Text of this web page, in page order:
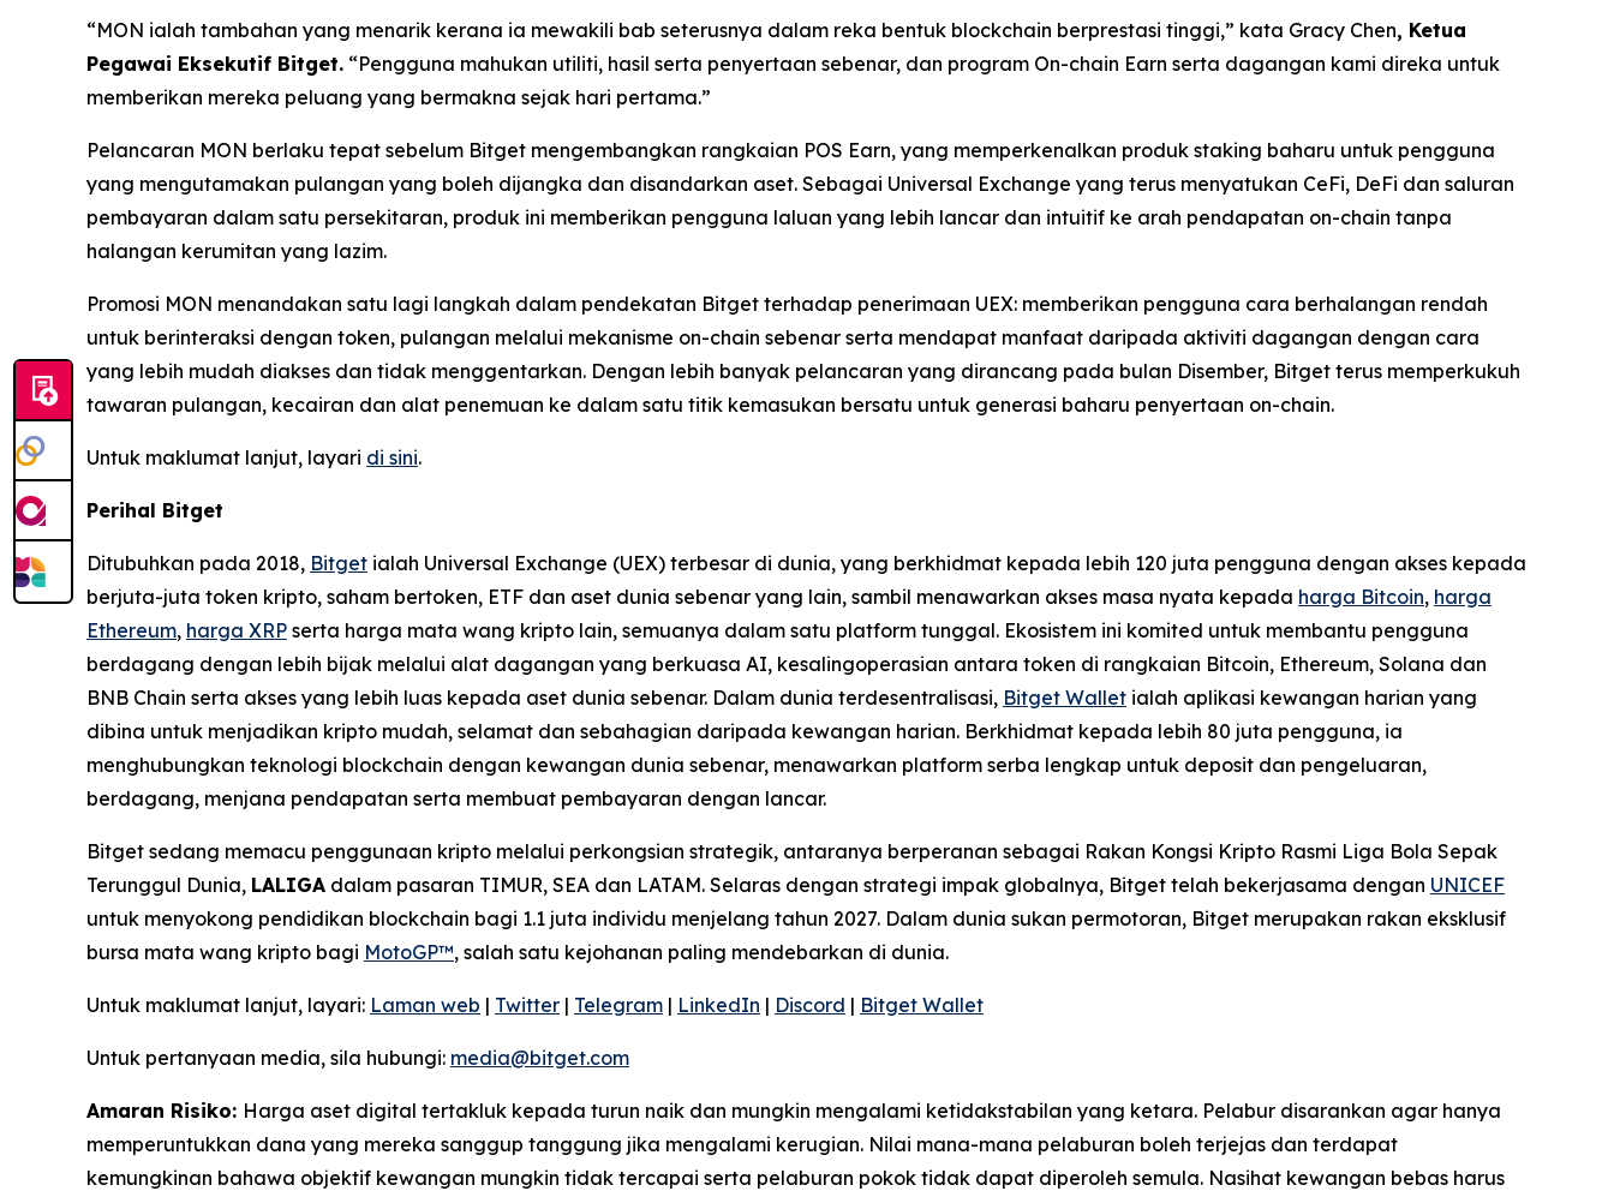
“MON ialah tambahan yang menarik kerana ia mewakili bab seterusnya dalam reka bentuk blockchain berprestasi tinggi,” kata Gracy Chen, Ketua
Pegawai Eksekutif Bitget. “Pengguna mahukan utiliti, hasil serta penyertaan sebenar, dan program On-chain Earn serta dagangan kami direka untuk
memberikan mereka peluang yang bermakna sejak hari pertama.”
Pelancaran MON berlaku tepat sebelum Bitget mengembangkan rangkaian POS Earn, yang memperkenalkan produk staking baharu untuk pengguna
yang mengutamakan pulangan yang boleh dijangka dan disandarkan aset. Sebagai Universal Exchange yang terus menyatukan CeFi, DeFi dan saluran
pembayaran dalam satu persekitaran, produk ini memberikan pengguna laluan yang lebih lancar dan intuitif ke arah pendapatan on-chain tanpa
halangan kerumitan yang lazim.
Promosi MON menandakan satu lagi langkah dalam pendekatan Bitget terhadap penerimaan UEX: memberikan pengguna cara berhalangan rendah
untuk berinteraksi dengan token, pulangan melalui mekanisme on-chain sebenar serta mendapat manfaat daripada aktiviti dagangan dengan cara
yang lebih mudah diakses dan tidak menggentarkan. Dengan lebih banyak pelancaran yang dirancang pada bulan Disember, Bitget terus memperkukuh
tawaran pulangan, kecairan dan alat penemuan ke dalam satu titik kemasukan bersatu untuk generasi baharu penyertaan on-chain.
Untuk maklumat lanjut, layari di sini.
Perihal Bitget
Ditubuhkan pada 2018, Bitget ialah Universal Exchange (UEX) terbesar di dunia, yang berkhidmat kepada lebih 120 juta pengguna dengan akses kepada
berjuta-juta token kripto, saham bertoken, ETF dan aset dunia sebenar yang lain, sambil menawarkan akses masa nyata kepada harga Bitcoin, harga
Ethereum, harga XRP serta harga mata wang kripto lain, semuanya dalam satu platform tunggal. Ekosistem ini komited untuk membantu pengguna
berdagang dengan lebih bijak melalui alat dagangan yang berkuasa AI, kesalingoperasian antara token di rangkaian Bitcoin, Ethereum, Solana dan
BNB Chain serta akses yang lebih luas kepada aset dunia sebenar. Dalam dunia terdesentralisasi, Bitget Wallet ialah aplikasi kewangan harian yang
dibina untuk menjadikan kripto mudah, selamat dan sebahagian daripada kewangan harian. Berkhidmat kepada lebih 80 juta pengguna, ia
menghubungkan teknologi blockchain dengan kewangan dunia sebenar, menawarkan platform serba lengkap untuk deposit dan pengeluaran,
berdagang, menjana pendapatan serta membuat pembayaran dengan lancar.
Bitget sedang memacu penggunaan kripto melalui perkongsian strategik, antaranya berperanan sebagai Rakan Kongsi Kripto Rasmi Liga Bola Sepak
Terunggul Dunia, LALIGA dalam pasaran TIMUR, SEA dan LATAM. Selaras dengan strategi impak globalnya, Bitget telah bekerjasama dengan UNICEF
untuk menyokong pendidikan blockchain bagi 1.1 juta individu menjelang tahun 2027. Dalam dunia sukan permotoran, Bitget merupakan rakan eksklusif
bursa mata wang kripto bagi MotoGP™, salah satu kejohanan paling mendebarkan di dunia.
Untuk maklumat lanjut, layari: Laman web | Twitter | Telegram | LinkedIn | Discord | Bitget Wallet
Untuk pertanyaan media, sila hubungi: media@bitget.com
Amaran Risiko: Harga aset digital tertakluk kepada turun naik dan mungkin mengalami ketidakstabilan yang ketara. Pelabur disarankan agar hanya
memperuntukkan dana yang mereka sanggup tanggung jika mengalami kerugian. Nilai mana-mana pelaburan boleh terjejas dan terdapat
kemungkinan bahawa objektif kewangan mungkin tidak tercapai serta pelaburan pokok tidak dapat diperoleh semula. Nasihat kewangan bebas harus